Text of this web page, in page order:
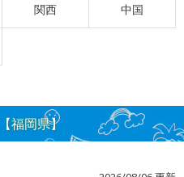
関西 中国
福岡県】